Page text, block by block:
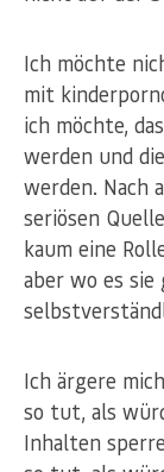
Ich möchte
mit
ich möchte,
werden und
werden. Nach
seriösen
kaum eine
aber wo es sie
Ich ärgere
so tut, als
Inhalten